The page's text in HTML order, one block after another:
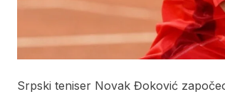
Srpski teniser Novak Đoković